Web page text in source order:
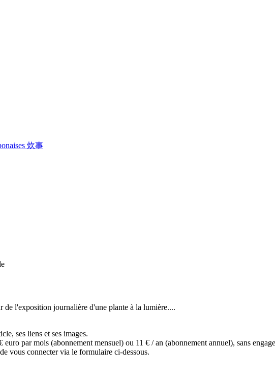
炊事
l'exposition journalière d'une plante à la lumière....
ses liens et ses images.
par mois (abonnement mensuel) ou 11 € / an (abonnement annuel), sans
vous connecter via le formulaire ci-dessous.